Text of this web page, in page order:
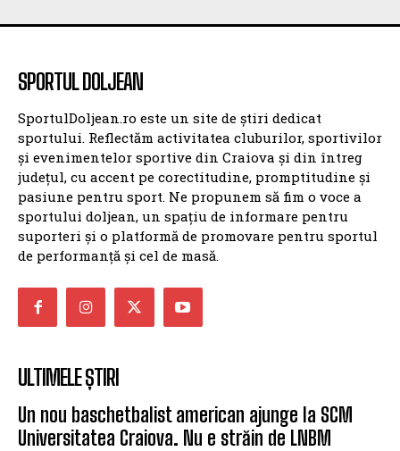
SPORTUL DOLJEAN
SportulDoljean.ro este un site de știri dedicat
sportului. Reflectăm activitatea cluburilor, sportivilor
și evenimentelor sportive din Craiova și din întreg
județul, cu accent pe corectitudine, promptitudine și
pasiune pentru sport. Ne propunem să fim o voce a
sportului doljean, un spațiu de informare pentru
suporteri și o platformă de promovare pentru sportul
de performanță și cel de masă.
ULTIMELE ȘTIRI
Un nou baschetbalist american ajunge la SCM
Universitatea Craiova. Nu e străin de LNBM